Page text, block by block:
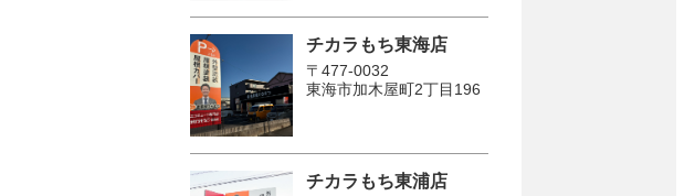
チカラもち東海店
〒477-0032
東海市加木屋町2丁目196
チカラもち東浦店